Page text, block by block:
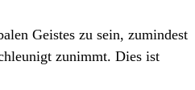
Geistes zu sein, zumindest
zunimmt. Dies ist